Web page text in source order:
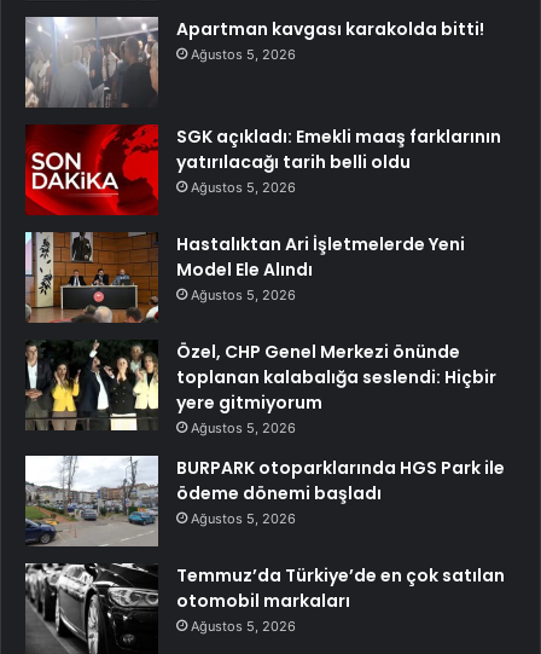
Apartman kavgası karakolda bitti!
Ağustos 5, 2026
SGK açıkladı: Emekli maaş farklarının
yatırılacağı tarih belli oldu
Ağustos 5, 2026
Hastalıktan Ari İşletmelerde Yeni
Model Ele Alındı
Ağustos 5, 2026
Özel, CHP Genel Merkezi önünde
toplanan kalabalığa seslendi: Hiçbir
yere gitmiyorum
Ağustos 5, 2026
BURPARK otoparklarında HGS Park ile
ödeme dönemi başladı
Ağustos 5, 2026
Temmuz’da Türkiye’de en çok satılan
otomobil markaları
Ağustos 5, 2026